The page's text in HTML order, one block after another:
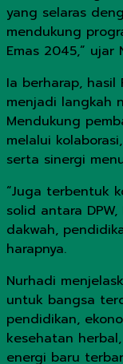
yang selaras
mendukung
Emas 2045,” ujar
Ia berharap, hasil
menjadi langkah
Mendukung
melalui
serta sinergi
“Juga terbentuk
solid antara
dakwah,
harapnya.
Nurhadi
untuk bangsa
pendidikan,
kesehatan
energi baru